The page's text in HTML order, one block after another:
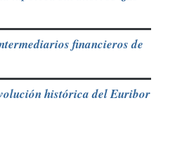
financieros de
histórica del Euribor